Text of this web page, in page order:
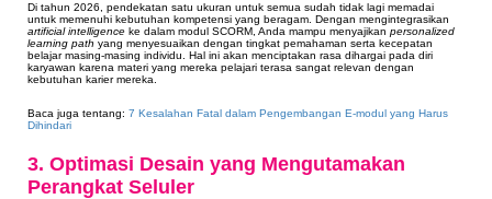
Di tahun 2026, pendekatan satu ukuran untuk semua sudah tidak lagi memadai
untuk memenuhi kebutuhan kompetensi yang beragam. Dengan mengintegrasikan
artificial intelligence ke dalam modul SCORM, Anda mampu menyajikan personalized
learning path yang menyesuaikan dengan tingkat pemahaman serta kecepatan
belajar masing-masing individu. Hal ini akan menciptakan rasa dihargai pada diri
karyawan karena materi yang mereka pelajari terasa sangat relevan dengan
kebutuhan karier mereka.
Baca juga tentang: 7 Kesalahan Fatal dalam Pengembangan E-modul yang Harus
Dihindari
3. Optimasi Desain yang Mengutamakan
Perangkat Seluler